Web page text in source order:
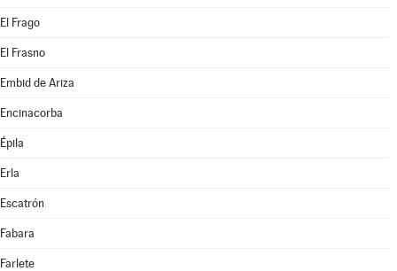
El Frago
El Frasno
Embid de Ariza
Encinacorba
Épila
Erla
Escatrón
Fabara
Farlete